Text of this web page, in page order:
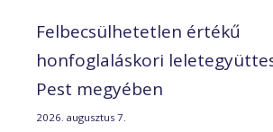
Felbecsülhetetlen értékű
honfoglaláskori
Pest megyében
2026. augusztus 7.